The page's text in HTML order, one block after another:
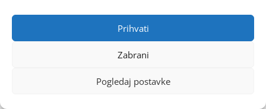
Prihvati
Zabrani
Pogledaj postavke